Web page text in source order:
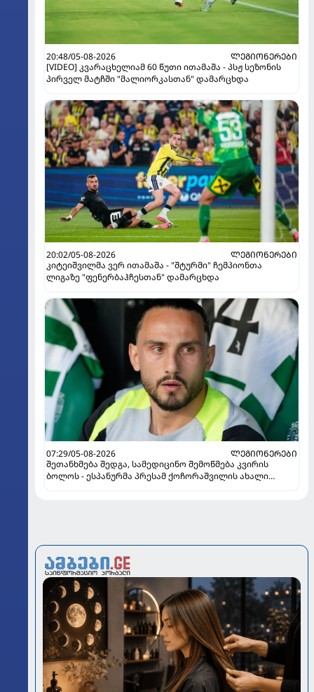
20:48/05-08-2026
ᲚᲔᲒᲘᲝᲜᲔᲠᲔᲑᲘ
[VIDEO] კვარაცხელიამ 60 წუთი ითამაშა - პსჟ სეზონის
პირველ მატჩში "მალიორკასთან" დამარცხდა
20:02/05-08-2026
ᲚᲔᲒᲘᲝᲜᲔᲠᲔᲑᲘ
კიტეიშვილმა ვერ ითამაშა - "შტურმი" ჩემპიონთა
ლიგაზე "ფენერბაჰჩესთან" დამარცხდა
07:29/05-08-2026
ᲚᲔᲒᲘᲝᲜᲔᲠᲔᲑᲘ
შეთანხმება შედგა, სამედიცინო შემოწმება კვირის
ბოლოს - ესპანურმა პრესამ ქოჩორაშვილის ახალი